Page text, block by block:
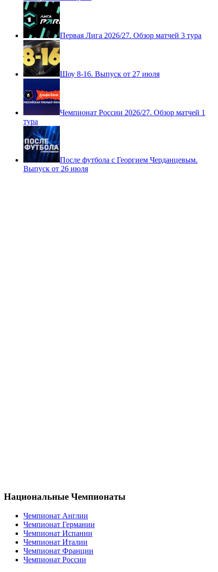
Первая Лига 2026/27. Обзор матчей 3 тура
Шоу 8-16. Выпуск от 27 июля
Чемпионат России 2026/27. Обзор матчей 1
тура
После футбола с Георгием Черданцевым.
Выпуск от 26 июля
Национальные Чемпионаты
Чемпионат Англии
Чемпионат Германии
Чемпионат Испании
Чемпионат Италии
Чемпионат Франции
Чемпионат России